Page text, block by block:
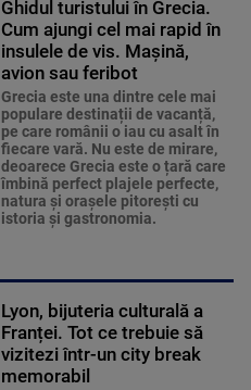
Ghidul turistului în Grecia.
Cum ajungi cel mai rapid în
insulele de vis. Mașină,
avion sau feribot
Grecia este una dintre cele mai
populare destinații de vacanță,
pe care românii o iau cu asalt în
fiecare vară. Nu este de mirare,
deoarece Grecia este o țară care
îmbină perfect plajele perfecte,
natura și orașele pitorești cu
istoria și gastronomia.
Lyon, bijuteria culturală a
Franței. Tot ce trebuie să
vizitezi într-un city break
memorabil